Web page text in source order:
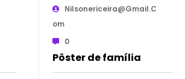
Nilsonericeira@gmail.c
Om
0
Pôster de família